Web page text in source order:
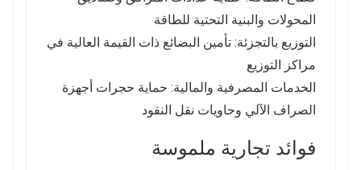
المحولات والبنية التحتية للطاقة
التوزيع بالتجزئة: تأمين البضائع ذات القيمة العالية في
مراكز التوزيع
الخدمات المصرفية والمالية: حماية حجرات أجهزة
الصراف الآلي وحاويات نقل النقود
فوائد تجارية ملموسة